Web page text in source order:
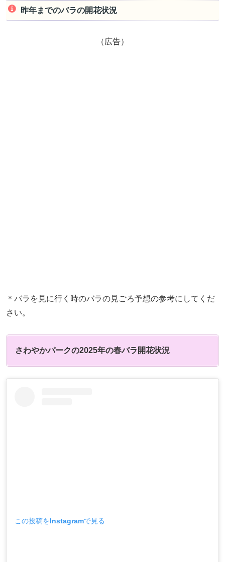
昨年までのバラの開花状況
（広告）
＊バラを見に行く時のバラの見ごろ予想の参考にしてくだ
さい。
さわやかパークの2025年の春バラ開花状況
この投稿をInstagramで見る